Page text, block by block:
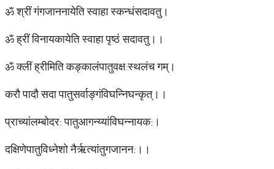
ॐ श्रीं गंगजाननायेति स्वाहा स्कन्धंसदावतु।
ॐ ह्रीं विनायकायेति स्वाहा पृष्ठं सदावतु।।
ॐ क्लीं ह्रीमिति कङ्कालंपातुवक्ष:स्थलंच गम्।
करौ पादौ सदा पातुसर्वाङ्गंविघन्निघन्कृत्।।
प्राच्यांलम्बोदर: पातुआगन्य्यांविघन्नायक:।
दक्षिणेपातुविध्नेशो नैर्ऋत्यांतुगजानन:।।